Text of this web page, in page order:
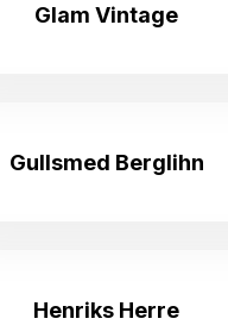
Glam Vintage
Gullsmed Berglihn
Henriks Herre